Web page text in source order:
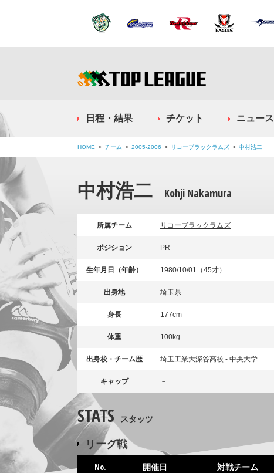
日程・結果 チケット ニュース
HOME チーム 2005-2006 リコーブラックラムズ 中村浩二
中村浩二 Kohji Nakamura
所属チーム リコーブラックラムズ
ポジション PR
生年月日（年齢） 1980/10/01（45才）
出身地 埼玉県
身長 177cm
体重 100kg
出身校・チーム歴 埼玉工業大深谷高校 - 中央大学
キャップ －
STATS スタッツ
リーグ戦
No. 開催日 対戦チーム